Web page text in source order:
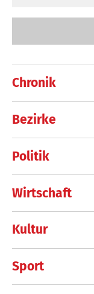
Chronik
Bezirke
Politik
Wirtschaft
Kultur
Sport